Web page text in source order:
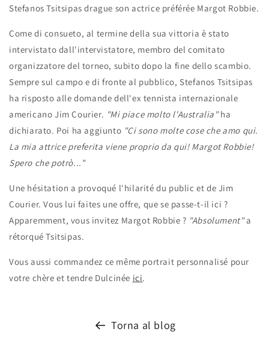
Stefanos Tsitsipas drague son actrice préférée Margot Robbie.
Come di consueto, al termine della sua vittoria è stato
intervistato dall'intervistatore, membro del comitato
organizzatore del torneo, subito dopo la fine dello scambio.
Sempre sul campo e di fronte al pubblico, Stefanos Tsitsipas
ha risposto alle domande dell'ex tennista internazionale
americano Jim Courier. "Mi piace molto l'Australia"ha
dichiarato. Poi ha aggiunto "Ci sono molte cose che amo qui.
La mia attrice preferita viene proprio da qui! Margot Robbie!
Spero che potrò..."
Une hésitation a provoqué l'hilarité du public et de Jim
Courier. Vous lui faites une offre, que se passe-t-il ici ?
Apparemment, vous invitez Margot Robbie ? "Absolument"a
rétorqué Tsitsipas.
Vous aussi commandez ce même portrait personnalisé pour
votre chère et tendre Dulcinée ici.
Torna al blog